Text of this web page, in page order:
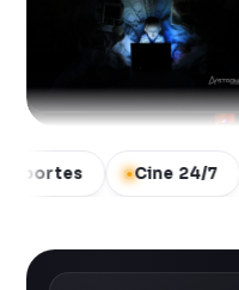
Cine 24/7 Infantil